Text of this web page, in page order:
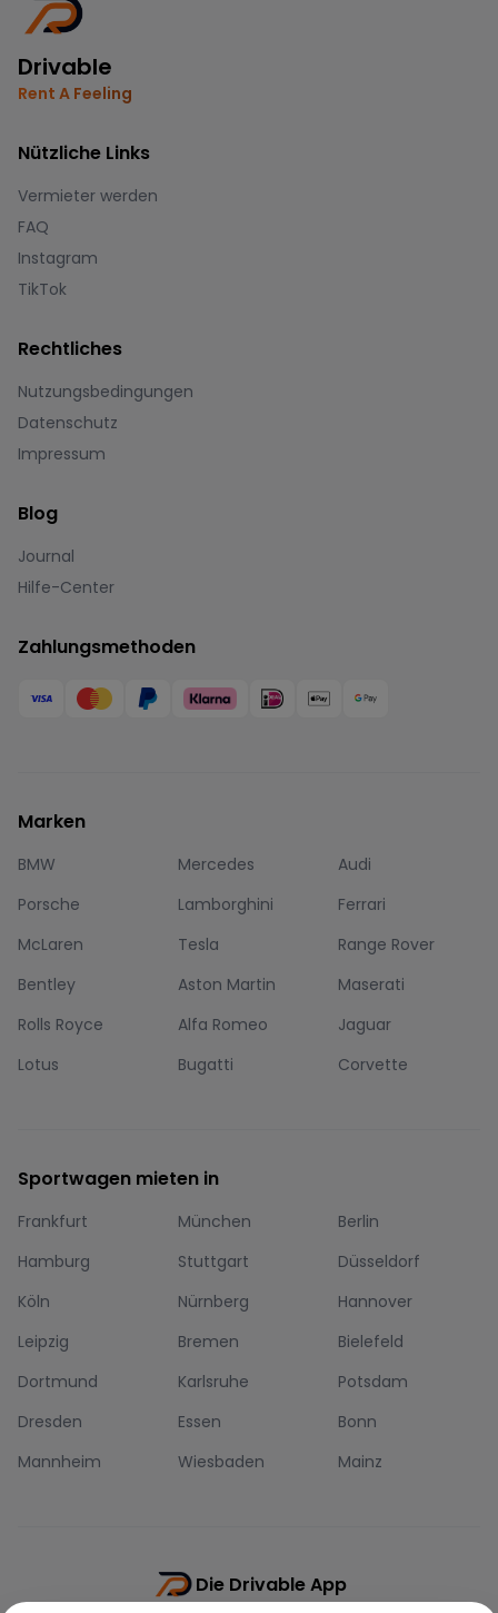
Drivable
Rent A Feeling
Nützliche Links
Vermieter werden
FAQ
Instagram
TikTok
Rechtliches
Nutzungsbedingungen
Datenschutz
Impressum
Blog
Journal
Hilfe-Center
Zahlungsmethoden
Marken
BMW Mercedes
Audi
Porsche
Lamborghini
Ferrari
McLaren
Tesla
Range Rover
Bentley
Aston Martin
Maserati
Rolls Royce
Alfa Romeo
Jaguar
Lotus
Bugatti Corvette
Sportwagen mieten in
Frankfurt München
Berlin
Hamburg
Stuttgart
Düsseldorf
Köln
Nürnberg
Hannover
Leipzig
Bremen
Bielefeld
Dortmund
Karlsruhe
Potsdam
Dresden
Essen
Bonn
Mannheim
Wiesbaden Mainz
Die Drivable App